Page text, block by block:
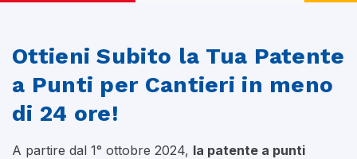
Ottieni Subito la Tua Patente
a Punti per Cantieri in meno
di 24 ore!
A partire dal 1° ottobre 2024, la patente a punti